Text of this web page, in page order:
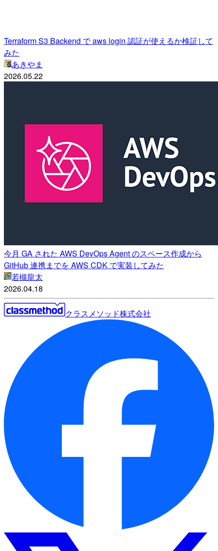
Terraform S3 Backend で aws login 認証が使えるか検証して
みた
あきやま
2026.05.22
今月 GA された AWS DevOps Agent のスペース作成から
GitHub 連携までを AWS CDK で実装してみた
若槻龍太
2026.04.18
クラスメソッド株式会社